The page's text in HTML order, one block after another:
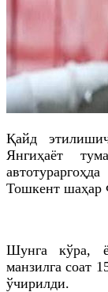
Қайд
Янгиҳаёт
Тошкент шаҳар
Шунга кўра,
манзилга соат
ўчирилди.